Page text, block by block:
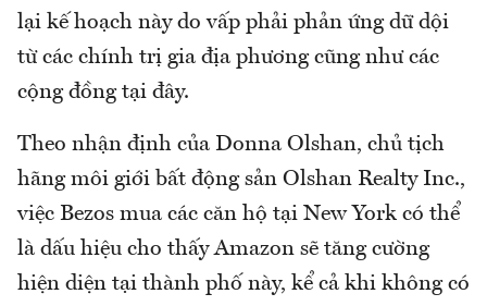
lại kế hoạch này do vấp phải phản ứng dữ dội
từ các chính trị gia địa phương cũng như các
cộng đồng tại đây.
Theo nhận định của Donna Olshan, chủ tịch
hãng môi giới bất động sản Olshan Realty Inc.,
việc Bezos mua các căn hộ tại New York có thể
là dấu hiệu cho thấy Amazon sẽ tăng cường
hiện diện tại thành phố này, kể cả khi không có